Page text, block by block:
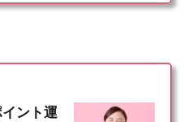
ント運